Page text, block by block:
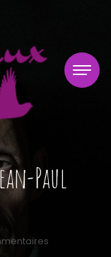
Paul